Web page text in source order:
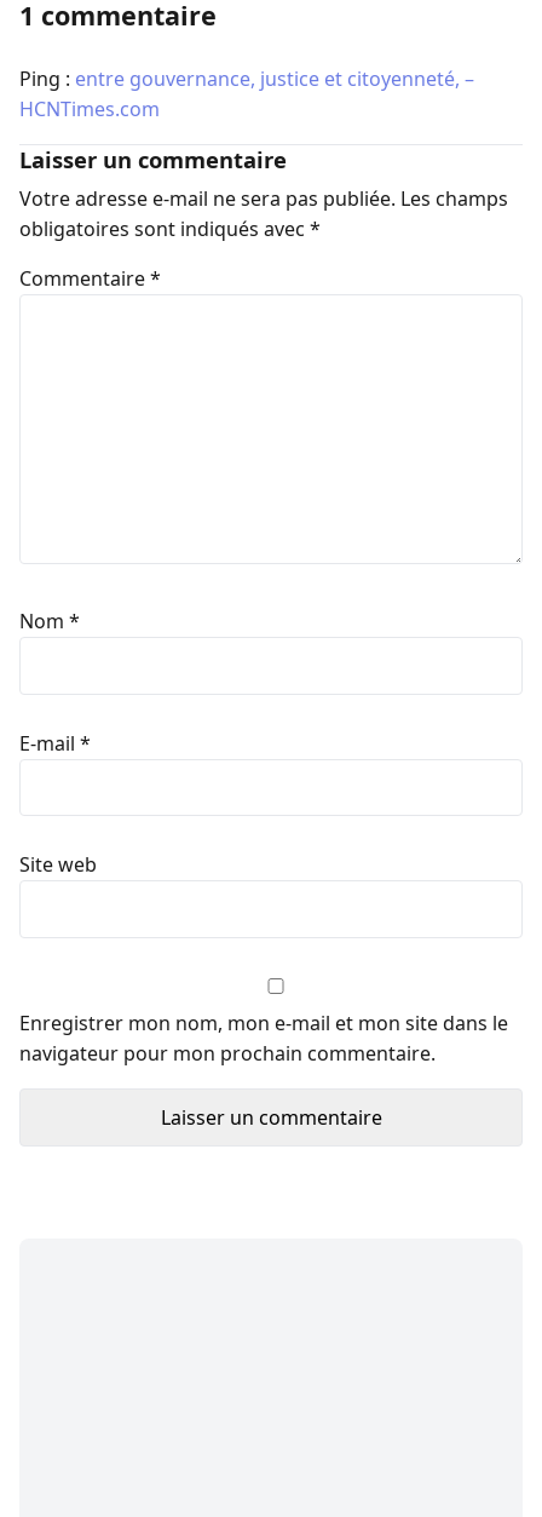
1 commentaire
Ping : entre gouvernance, justice et citoyenneté, –
HCNTimes.com
Laisser un commentaire
Votre adresse e-mail ne sera pas publiée. Les champs
obligatoires sont indiqués avec *
Commentaire*
Nom *
E-mail *
Site web
Enregistrer mon nom, mon e-mail et mon site dans le
navigateur pour mon prochain commentaire.